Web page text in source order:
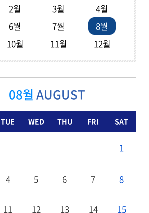
2월 3월
4월
6월 7월
8월
10월 11월 12월
08월AUGUST
TUE WED THU FRI SAT
1
4 5 6 7 8
11 12 13 14 15